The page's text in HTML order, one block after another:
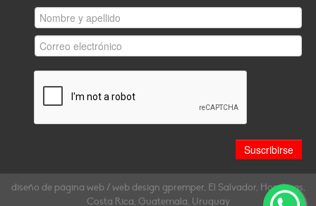
diseño de página web / web design gpremper, El Salvador, Honduras,
Costa Rica, Guatemala, Uruguay